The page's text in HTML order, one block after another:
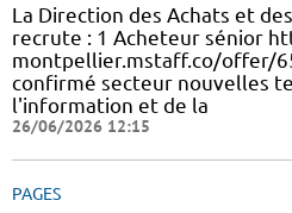
La Direction des Achats et
recrute : 1 Acheteur sénior
montpellier.mstaff.co/offer/
confirmé secteur nouvelles
l'information et de la
26/06/2026 12:15
PAGES